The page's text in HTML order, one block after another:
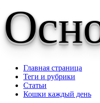
Главная страница
Теги и рубрики
Статьи
Кошки каждый день